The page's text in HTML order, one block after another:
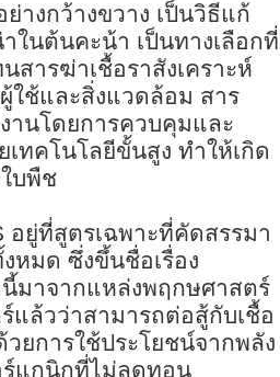
างกว้างขวาง เป็นวิธีแก้
ในต้นคะน้า เป็นทางเลือกที่
ารฆ่าเชื้อราสังเคราะห์
ใช้และสิ่งแวดล้อม สาร
านโดยการควบคุมและ
เทคโนโลยีขั้นสูง ทำให้เกิด
บพืช
ยู่ที่สูตรเฉพาะที่คัดสรรมา
หมด ซึ่งขึ้นชื่อเรื่อง
มาจากแหล่งพฤกษศาสตร์
แล้วว่าสามารถต่อสู้กับเชื้อ
ยการใช้ประโยชน์จากพลัง
แกนิกที่ไม่ลดทอน